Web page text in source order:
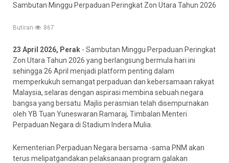
Sambutan Minggu Perpaduan Peringkat Zon Utara Tahun 2026
Butiran 867
23 April 2026, Perak - Sambutan Minggu Perpaduan Peringkat
Zon Utara Tahun 2026 yang berlangsung bermula hari ini
sehingga 26 April menjadi platform penting dalam
memperkukuh semangat perpaduan dan kebersamaan rakyat
Malaysia, selaras dengan aspirasi membina sebuah negara
bangsa yang bersatu. Majlis perasmian telah disempurnakan
oleh YB Tuan Yuneswaran Ramaraj, Timbalan Menteri
Perpaduan Negara di Stadium Indera Mulia.
Kementerian Perpaduan Negara bersama -sama PNM akan
terus melipatgandakan pelaksanaan program galakan